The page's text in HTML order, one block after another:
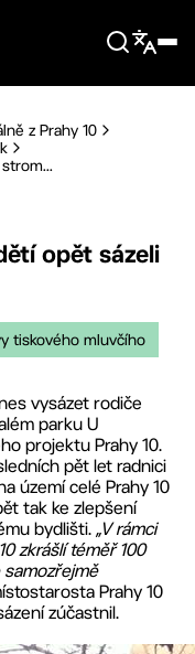
z Prahy 10
opět sázeli
tiskového mluvčího
vysázet rodiče
parku U
projektu Prahy 10.
pět let radnici
území celé Prahy 10
tak ke zlepšení
bydlišti. „V rámci
zkrášlí téměř 100
Prahy 10
zúčastnil.